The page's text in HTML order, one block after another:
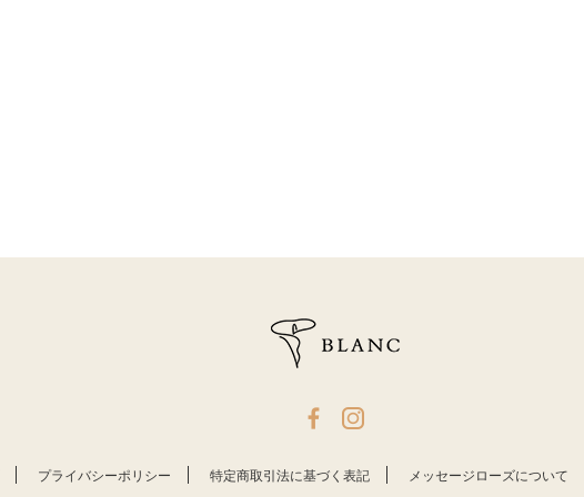
プライバシーポリシー 特定商取引法に基づく表記 メッセージローズについて